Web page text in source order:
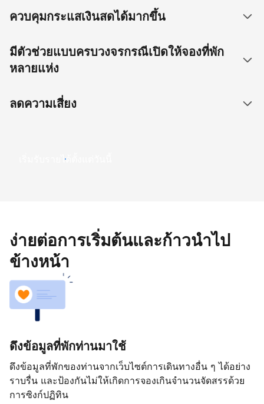
ควบคุมกระแสเงินสดได้มากขึ้น
มีตัวช่วยแบบครบวงจรกรณีเปิดให้จองที่พัก
หลายแห่ง
ลดความเสี่ยง
เริ่มรับรายได้ตั้งแต่วันนี้
ง่ายต่อการเริ่มต้นและก้าวนำไป
ข้างหน้า
ดึงข้อมูลที่พักท่านมาใช้
ดึงข้อมูลที่พักของท่านจากเว็บไซต์การเดินทางอื่น ๆ ได้อย่าง
ราบรื่น และป้องกันไม่ให้เกิดการจองเกินจำนวนจัดสรรด้วย
การซิงก์ปฏิทิน